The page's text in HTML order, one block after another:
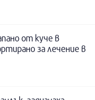
от куче в
за лечение в